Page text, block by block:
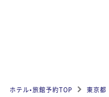
ホテル•旅館予約TOP 東京都